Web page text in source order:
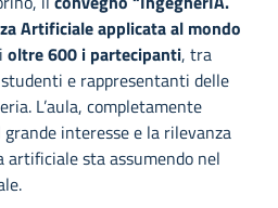
Artificiale applicata al mondo
oltre 600 i partecipanti, tra
e rappresentanti delle
L’aula, completamente
interesse e la rilevanza
artificiale sta assumendo nel